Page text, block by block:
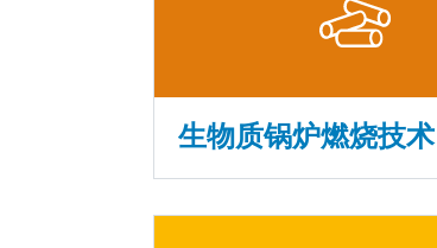
生物质锅炉燃烧技术